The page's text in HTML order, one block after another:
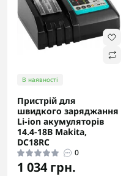
В наявності
Пристрій для
швидкого заряджання
Li-ion акумуляторів
14.4-18В Makita,
DC18RC
0
1 034 грн.